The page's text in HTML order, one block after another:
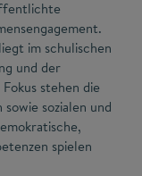
im schulischen
und der
stehen die
sozialen und
spielen